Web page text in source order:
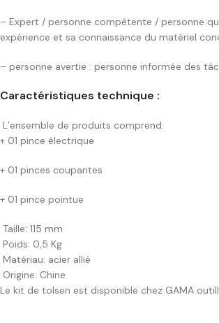
– Expert / personne compétente / personne
expérience et sa connaissance du matériel
– personne avertie : personne informée des
Caractéristiques technique :
L’ensemble de produits comprend:
+ 01 pince électrique
+ 01 pinces coupantes
+ 01 pince pointue
Taille: 115 mm
Poids: 0,5 Kg
Matériau: acier allié
Origine: Chine
Le kit de tolsen est disponible chez GAMA